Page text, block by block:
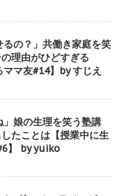
るの？」共働き家庭を笑
理由がひどすぎる
ママ友#14】by すじえ
」娘の生理を笑う塾講
たことは【授業中に生
】 by yuiko